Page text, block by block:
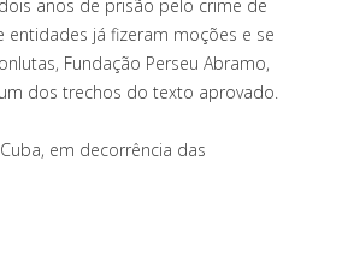
anos de prisão pelo crime de
já fizeram moções e se
Fundação Perseu Abramo,
dos trechos do texto aprovado.
em decorrência das